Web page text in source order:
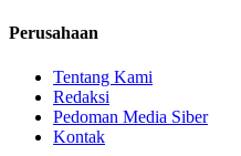
Perusahaan
Tentang Kami
Redaksi
Pedoman Media Siber
Kontak